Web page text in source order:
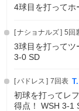
4球目を打って
ナショナルズ 5回
3球目を打って
3-0 SD
パドレス 7回表
初球を打ってレ
得点！ WSH 3-